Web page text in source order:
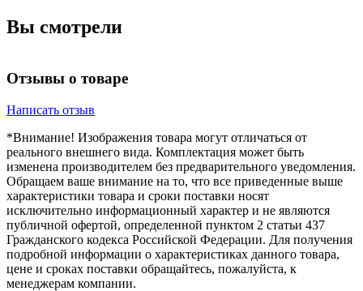
Вы смотрели
Отзывы о товаре
Написать отзыв
*Внимание! Изображения товара могут отличаться от
реального внешнего вида. Комплектация может быть
изменена производителем без предварительного уведомления.
Обращаем ваше внимание на то, что все приведенные выше
характеристики товара и сроки поставки носят
исключительно информационный характер и не являются
публичной офертой, определенной пунктом 2 статьи 437
Гражданского кодекса Российской Федерации. Для получения
подробной информации о характеристиках данного товара,
цене и сроках поставки обращайтесь, пожалуйста, к
менеджерам компании.